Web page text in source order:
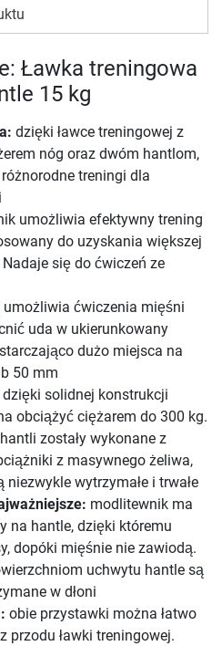
Ławka treningowa
15 kg
dzięki ławce treningowej z
nóg oraz dwóm hantlom,
treningi dla
umożliwia efektywny trening
do uzyskania większej
się do ćwiczeń ze
umożliwia ćwiczenia mięśni
uda w ukierunkowany
dużo miejsca na
50 mm
dzięki solidnej konstrukcji
obciążyć ciężarem do 300 kg.
zostały wykonane z
z masywnego żeliwa,
wytrzymałe i trwałe
modlitewnik ma
na hantle, dzięki któremu
dopóki mięśnie nie zawiodą.
uchwytu hantle są
w dłoni
obie przystawki można łatwo
przodu ławki treningowej.